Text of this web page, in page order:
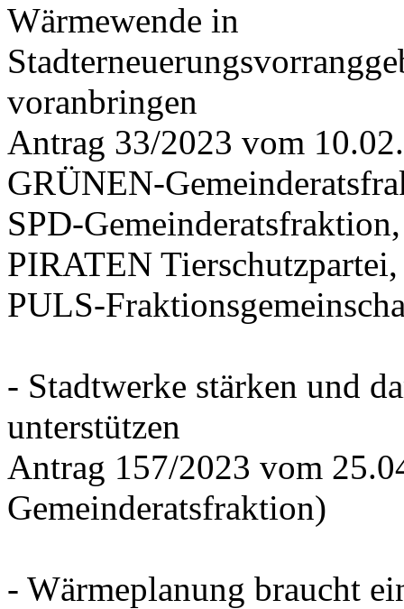
Wärmewende in
voranbringen
Antrag 33/2023 vom
GRÜNEN-
SPD-
PIRATEN Tierschutzpartei,
PULS-
- Stadtwerke stärken und
unterstützen
Antrag 157/2023 vom
Gemeinderatsfraktion)
- Wärmeplanung braucht